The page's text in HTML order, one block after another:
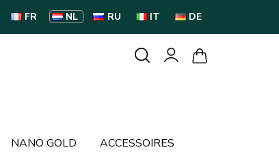
FR NL RU IT DE
NANO GOLD
ACCESSOIRES